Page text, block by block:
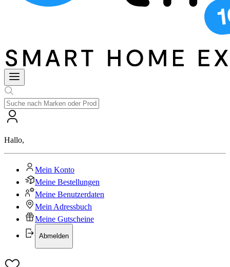
Hallo,
Mein Konto
Meine Bestellungen
Meine Benutzerdaten
Mein Adressbuch
Meine Gutscheine
Abmelden